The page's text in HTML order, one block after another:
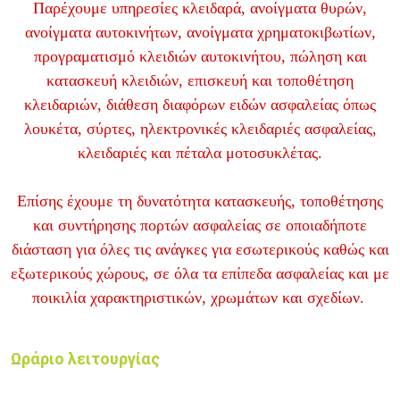
Παρέχουμε υπηρεσίες κλειδαρά, ανοίγματα θυρών,
ανοίγματα αυτοκινήτων, ανοίγματα χρηματοκιβωτίων,
προγραματισμό κλειδιών αυτοκινήτου, πώληση και
κατασκευή κλειδιών, επισκευή και τοποθέτηση
κλειδαριών, διάθεση διαφόρων ειδών ασφαλείας όπως
λουκέτα, σύρτες, ηλεκτρονικές κλειδαριές ασφαλείας,
κλειδαριές και πέταλα μοτοσυκλέτας.
Επίσης έχουμε τη δυνατότητα κατασκευής, τοποθέτησης
και συντήρησης πορτών ασφαλείας σε οποιαδήποτε
διάσταση για όλες τις ανάγκες για εσωτερικούς καθώς και
εξωτερικούς χώρους, σε όλα τα επίπεδα ασφαλείας και με
ποικιλία χαρακτηριστικών, χρωμάτων και σχεδίων.
Ωράριο λειτουργίας